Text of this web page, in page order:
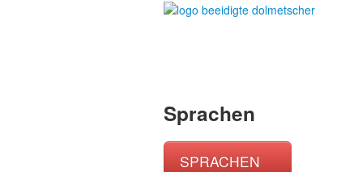
Sprachen
SPRACHEN